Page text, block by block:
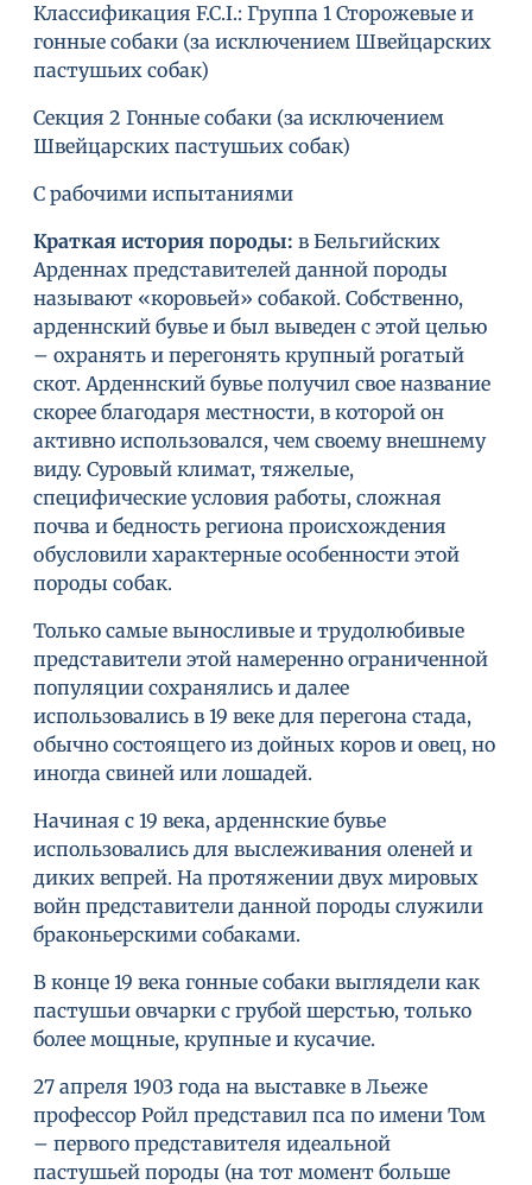
Классификация F.C.I.: Группа 1 Сторожевые и
гонные собаки (за исключением Швейцарских
пастушьих собак)
Секция 2 Гонные собаки (за исключением
Швейцарских пастушьих собак)
С рабочими испытаниями
Краткая история породы: в Бельгийских
Арденнах представителей данной породы
называют «коровьей» собакой. Собственно,
арденнский бувье и был выведен с этой целью
– охранять и перегонять крупный рогатый
скот. Арденнский бувье получил свое название
скорее благодаря местности, в которой он
активно использовался, чем своему внешнему
виду. Суровый климат, тяжелые,
специфические условия работы, сложная
почва и бедность региона происхождения
обусловили характерные особенности этой
породы собак.
Только самые выносливые и трудолюбивые
представители этой намеренно ограниченной
популяции сохранялись и далее
использовались в 19 веке для перегона стада,
обычно состоящего из дойных коров и овец, но
иногда свиней или лошадей.
Начиная с 19 века, арденнские бувье
использовались для выслеживания оленей и
диких вепрей. На протяжении двух мировых
войн представители данной породы служили
браконьерскими собаками.
В конце 19 века гонные собаки выглядели как
пастушьи овчарки с грубой шерстью, только
более мощные, крупные и кусачие.
27 апреля 1903 года на выставке в Льеже
профессор Ройл представил пса по имени Том
– первого представителя идеальной
пастушьей породы (на тот момент больше